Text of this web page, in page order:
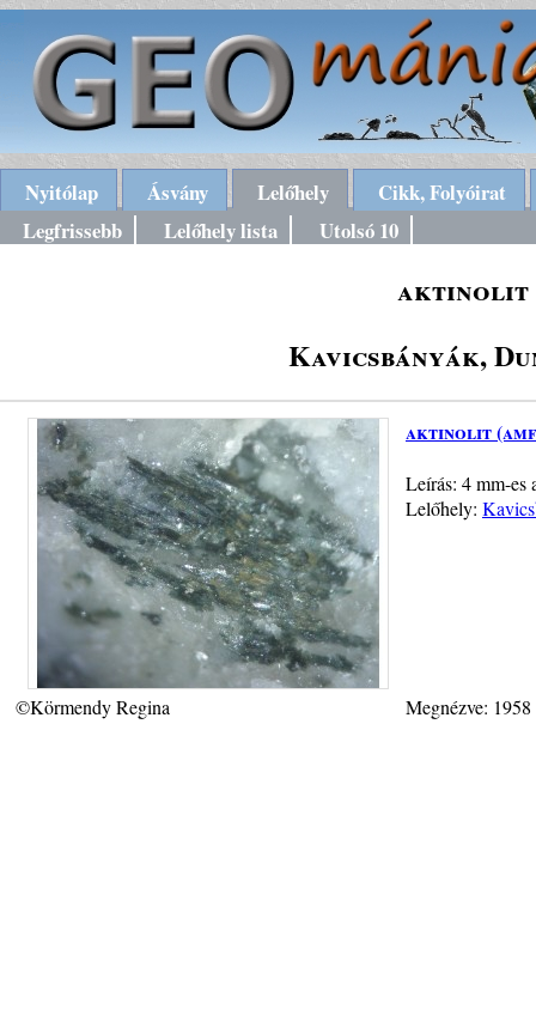
Nyitólap Ásvány Lelőhely
Cikk, Folyóirat
Legfrissebb
Lelőhely lista Utolsó 10
aktinolit
Kavicsbányák,
aktinolit
Leírás: 4 mm-es
Lelőhely:
©Körmendy Regina Megnézve: